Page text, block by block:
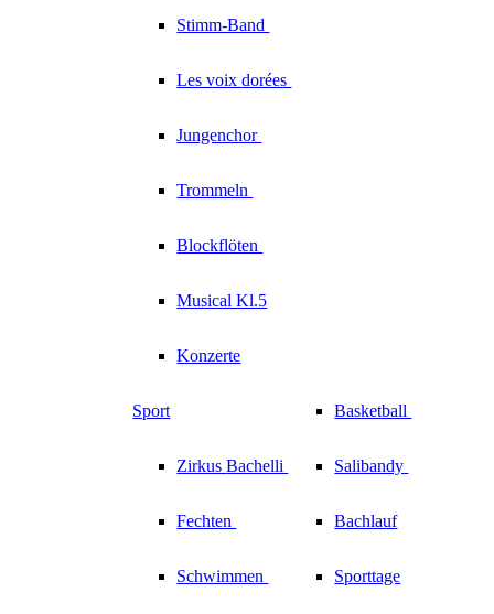
Stimm-Band
Les voixdorées
Jungenchor
Trommeln
Blockflöten
Musical Kl.5
Konzerte
Sport
ZirkusBachelli
Fechten
Schwimmen
Basketball
Salibandy
Bachlauf
Sporttage